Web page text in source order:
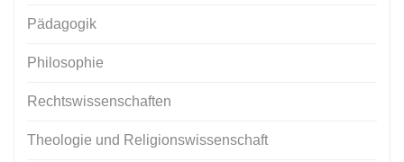
Pädagogik
Philosophie
Rechtswissenschaften
Theologie und Religionswissenschaft